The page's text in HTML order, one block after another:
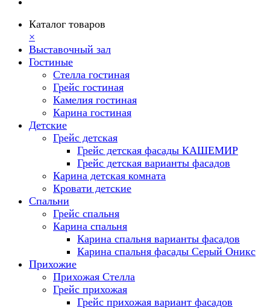
Каталог товаров
×
Выставочный зал
Гостиные
Стелла гостиная
Грейс гостиная
Камелия гостиная
Карина гостиная
Детские
Грейс детская
Грейс детская фасады КАШЕМИР
Грейс детская варианты фасадов
Карина детская комната
Кровати детские
Спальни
Грейс спальня
Карина спальня
Карина спальня варианты фасадов
Карина спальня фасады Серый Оникс
Прихожие
Прихожая Стелла
Грейс прихожая
Грейс прихожая вариант фасадов